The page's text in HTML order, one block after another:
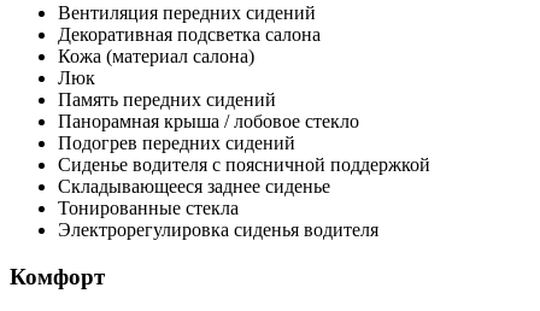
Вентиляция передних сидений
Декоративная подсветка салона
Кожа (материал салона)
Люк
Память передних сидений
Панорамная крыша / лобовое стекло
Подогрев передних сидений
Сиденье водителя с поясничной поддержкой
Складывающееся заднее сиденье
Тонированные стекла
Электрорегулировка сиденья водителя
Комфорт